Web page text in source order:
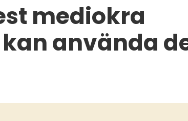
mediokra
använda